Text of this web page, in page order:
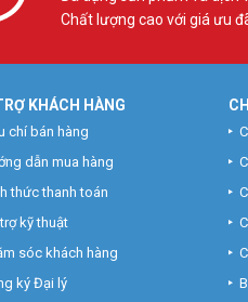
Chất lượng cao với giá ưu
KHÁCH HÀNG
chí bán hàng
dẫn mua hàng
thức thanh toán
kỹ thuật
sóc khách hàng
ký Đại lý